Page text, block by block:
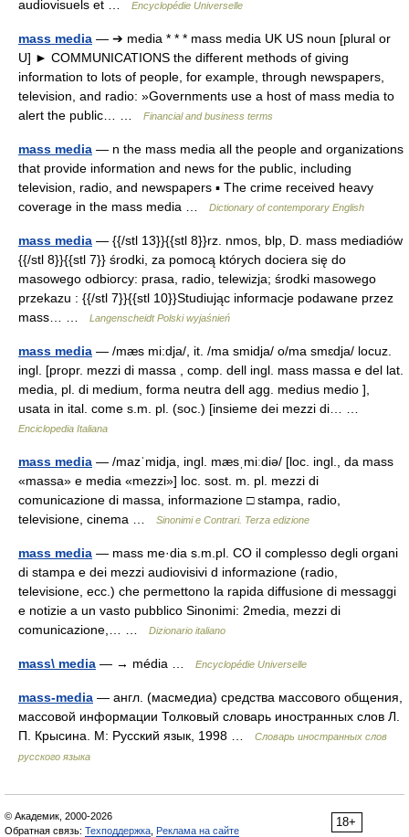
audiovisuels et …
Encyclopédie Universelle
mass media — ➔ media * * * mass media UK US noun [plural or
U] ► COMMUNICATIONS the different methods of giving
information to lots of people, for example, through newspapers,
television, and radio: »Governments use a host of mass media to
alert the public… …
Financial and business terms
mass media — n the mass media all the people and organizations
that provide information and news for the public, including
television, radio, and newspapers ▪ The crime received heavy
coverage in the mass media …
Dictionary of contemporary English
mass media — {{/stl 13}}{{stl 8}}rz. nmos, blp, D. mass mediadiów
{{/stl 8}}{{stl 7}} środki, za pomocą których dociera się do
masowego odbiorcy: prasa, radio, telewizja; środki masowego
przekazu : {{/stl 7}}{{stl 10}}Studiując informacje podawane przez
mass… …
Langenscheidt Polski wyjaśnień
mass media — /mæs mi:dja/, it. /ma smidja/ o/ma smɛdja/ locuz.
ingl. [propr. mezzi di massa , comp. dell ingl. mass massa e del lat.
media, pl. di medium, forma neutra dell agg. medius medio ],
usata in ital. come s.m. pl. (soc.) [insieme dei mezzi di… …
Enciclopedia Italiana
mass media — /mazˈmidja, ingl. mæsˌmiːdiə/ [loc. ingl., da mass
«massa» e media «mezzi»] loc. sost. m. pl. mezzi di
comunicazione di massa, informazione □ stampa, radio,
televisione, cinema …
Sinonimi e Contrari. Terza edizione
mass media — mass me·dia s.m.pl. CO il complesso degli organi
di stampa e dei mezzi audiovisivi d informazione (radio,
televisione, ecc.) che permettono la rapida diffusione di messaggi
e notizie a un vasto pubblico Sinonimi: 2media, mezzi di
comunicazione,… …
Dizionario italiano
mass\ media — → média … Encyclopédie Universelle
mass-media — англ. (масмедиа) средства массового общения,
массовой информации Толковый словарь иностранных слов Л.
П. Крысина. М: Русский язык, 1998 …
Словарь иностранных слов
русского языка
18+
© Академик, 2000-2026
Обратная связь: Техподдержка Реклама на сайте